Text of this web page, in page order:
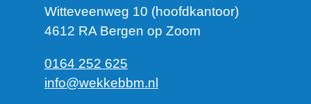
Witteveenweg 10 (hoofdkantoor)
4612 RA Bergen op Zoom
0164 252 625
info@wekkebbm.nl